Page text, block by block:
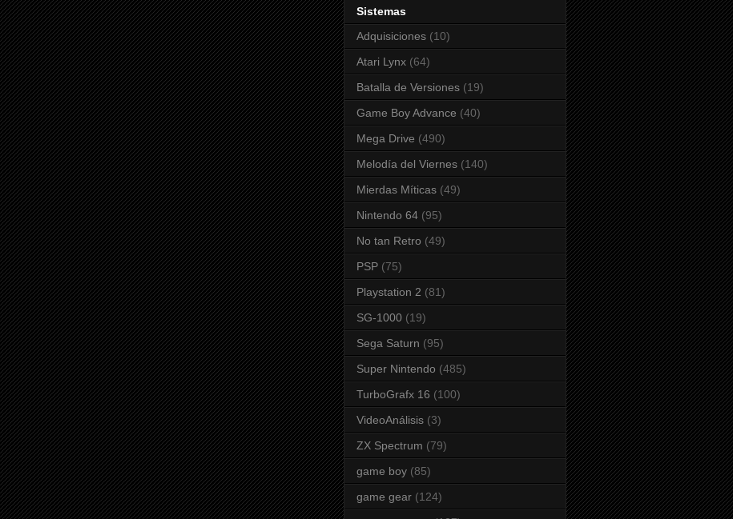
Sistemas
Adquisiciones (10)
Atari Lynx (64)
Batalla de Versiones (19)
Game Boy Advance (40)
Mega Drive (490)
Melodía del Viernes (140)
Mierdas Míticas (49)
Nintendo 64 (95)
No tan Retro (49)
PSP (75)
Playstation 2 (81)
SG-1000 (19)
Sega Saturn (95)
Super Nintendo (485)
TurboGrafx 16 (100)
VideoAnálisis (3)
ZX Spectrum (79)
game boy (85)
game gear (124)